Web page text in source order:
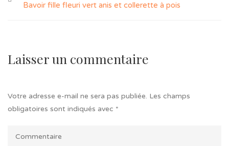
Bavoir fille fleuri vert anis et collerette à pois
Laisser un commentaire
Votre adresse e-mail ne sera pas publiée. Les champs
obligatoires sont indiqués avec *